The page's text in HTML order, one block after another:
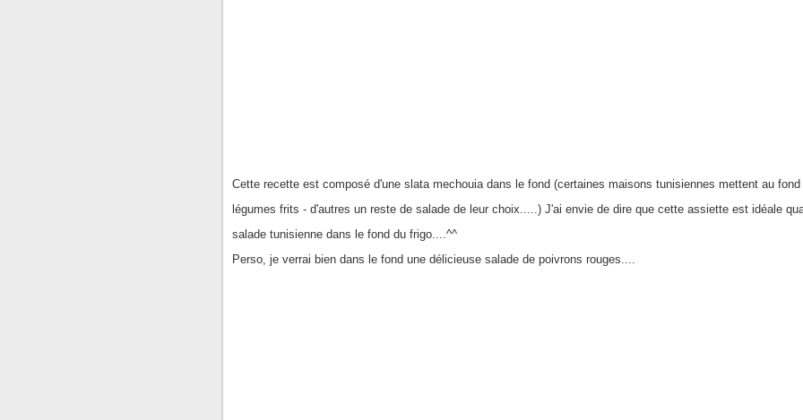
Cette recette est composé d'une slata mechouia dans le fond (certaines maisons tunisiennes mettent au
légumes frits - d'autres un reste de salade de leur choix.....) J'ai envie de dire que cette assiette est idéale
salade tunisienne dans le fond du frigo....^^
Perso, je verrai bien dans le fond une délicieuse salade de poivrons rouges....